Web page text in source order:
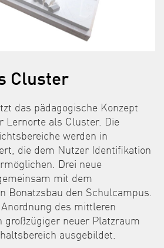
Cluster
das pädagogische Konzept
Lernorte als Cluster. Die
werden in
die dem Nutzer Identifikation
Drei neue
mit dem
Bonatzsbau den Schulcampus.
Anordnung des mittleren
großzügiger neuer Platzraum
ausgebildet.